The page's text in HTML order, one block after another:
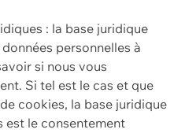
: la base juridique
personnelles à
si nous vous
Si tel est le cas et que
cookies, la base juridique
est le consentement